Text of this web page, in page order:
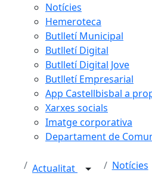
Notícies
Hemeroteca
Butlletí Municipal
Butlletí Digital
Butlletí Digital Jove
Butlletí Empresarial
App Castellbisbal a
Xarxes socials
Imatge corporativa
Departament de
Actualitat Notícies